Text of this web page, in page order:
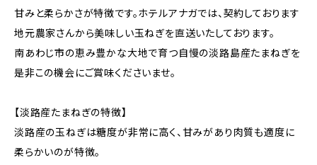
甘みと柔らかさが特徴です。ホテルアナガでは、契約しております
地元農家さんから美味しい玉ねぎを直送いたしております。
南あわじ市の恵み豊かな大地で育つ自慢の淡路島産たまねぎを
是非この機会にご賞味くださいませ。
【淡路産たまねぎの特徴】
淡路産の玉ねぎは糖度が非常に高く、甘みがあり肉質も適度に
柔らかいのが特徴。